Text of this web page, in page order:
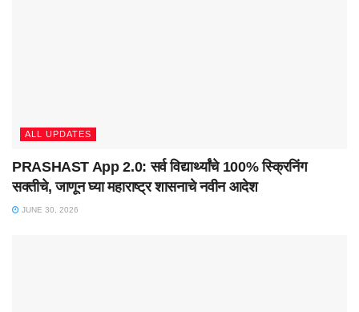
ALL UPDATES
PRASHAST App 2.0: सर्व विद्यार्थ्यांचे 100% स्क्रिनिंग
सक्तीचे, जाणून घ्या महाराष्ट्र शासनाचे नवीन आदेश
JUNE 30, 2026